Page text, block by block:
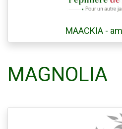
MAACKIA -
MAGNOLIA